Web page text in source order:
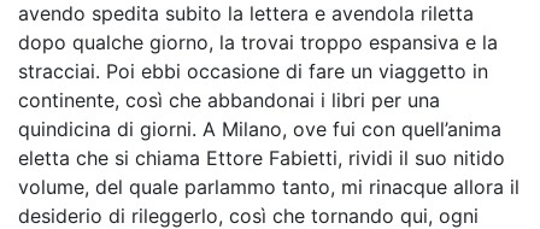
avendo spedita subito la lettera e avendola riletta
dopo qualche giorno, la trovai troppo espansiva e la
stracciai. Poi ebbi occasione di fare un viaggetto in
continente, così che abbandonai i libri per una
quindicina di giorni. A Milano, ove fui con quell’anima
eletta che si chiama Ettore Fabietti, rividi il suo nitido
volume, del quale parlammo tanto, mi rinacque allora il
desiderio di rileggerlo, così che tornando qui, ogni